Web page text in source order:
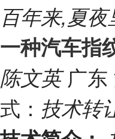
百年来,夏
一种汽车指
陈文英广
式： 技术转